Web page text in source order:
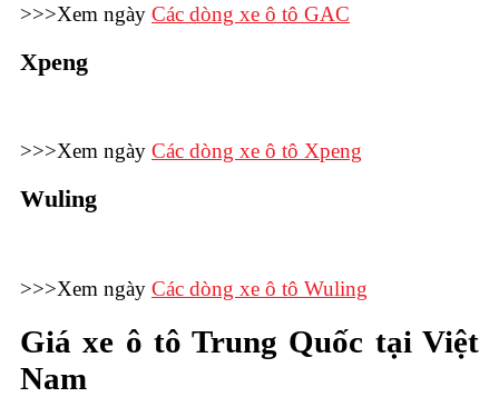
>>>Xem ngày Các dòng xe ô tô GAC
Xpeng
>>>Xem ngày Các dòng xe ô tô Xpeng
Wuling
>>>Xem ngày Các dòng xe ô tô Wuling
Giá xe ô tô Trung Quốc tại Việt
Nam